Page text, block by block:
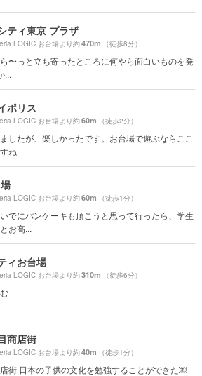
ティ東京 プラザ
LOGIC お台場より約470m （徒歩8分）
〜っと立ち寄ったところに何やら面白いものを発
...
ポリス
LOGIC お台場より約60m （徒歩2分）
したが、楽しかったです。お台場で遊ぶならここ
ね
LOGIC お台場より約60m （徒歩1分）
でにパンケーキも頂こうと思って行ったら、学生
お高...
ィお台場
LOGIC お台場より約310m （徒歩6分）
商店街
LOGIC お台場より約40m （徒歩1分）
街 日本の子供の文化を勉強することができた￼